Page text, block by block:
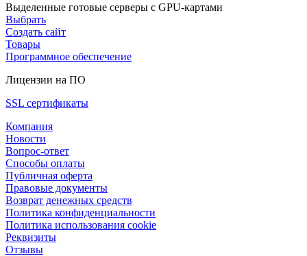
Выделенные готовые серверы с GPU-картами
Выбрать
Создать сайт
Товары
Программное обеспечение
Лицензии на ПО
SSL сертификаты
Компания
Новости
Вопрос-ответ
Способы оплаты
Публичная оферта
Правовые документы
Возврат денежных средств
Политика конфиденциальности
Политика использования cookie
Реквизиты
Отзывы